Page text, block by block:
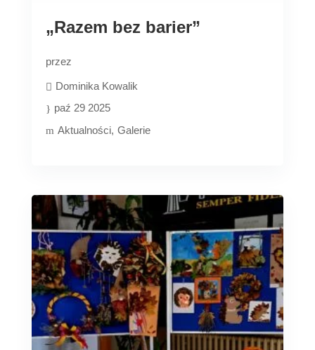
„Razem bez barier”
przez
Dominika Kowalik
paź 29 2025
Aktualności Galerie